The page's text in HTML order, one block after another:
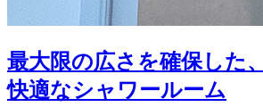
最大限の広さを確保した
快適なシャワールーム